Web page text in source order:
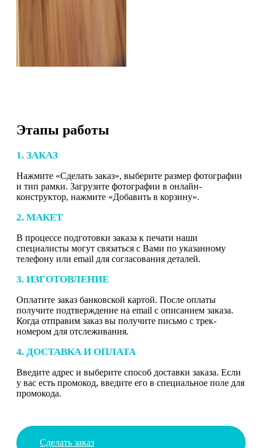
Этапы работы
1. ЗАКАЗ
Нажмите «Сделать заказ», выберите размер фотографии
и тип рамки. Загрузите фотографии в онлайн-
конструктор, нажмите «Добавить в корзину».
2. МАКЕТ
В процессе подготовки заказа к печати наши
специалисты могут связаться с Вами по указанному
телефону или email для согласования деталей.
3. ИЗГОТОВЛЕНИЕ
Оплатите заказ банковской картой. После оплаты
получите подтверждение на email с описанием заказа.
Когда отправим заказ вы получите письмо с трек-
номером для отслеживания.
4. ДОСТАВКА И ОПЛАТА
Введите адрес и выберите способ доставки заказа. Если
у вас есть промокод, введите его в специальное поле для
промокода.
Сделать заказ